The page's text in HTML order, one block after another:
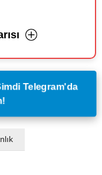
Telegram'da